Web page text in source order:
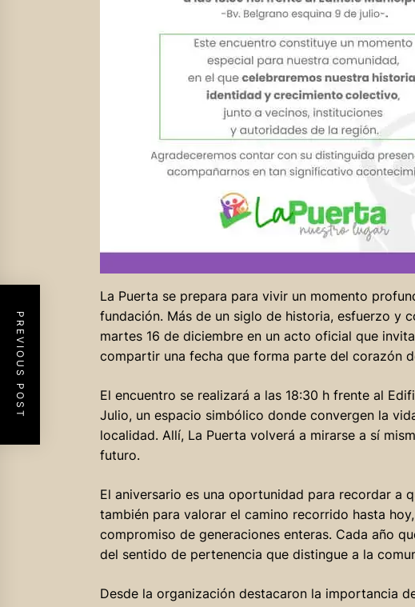
La Puerta se prepara para vivir un momento
fundación. Más de un siglo de historia, esfuerzo y
martes 16 de diciembre en un acto oficial que
compartir una fecha que forma parte del corazón
El encuentro se realizará a las 18:30 h frente al
Julio, un espacio simbólico donde convergen la
localidad. Allí, La Puerta volverá a mirarse a sí
futuro.
El aniversario es una oportunidad para recordar a
también para valorar el camino recorrido hasta
compromiso de generaciones enteras. Cada año
del sentido de pertenencia que distingue a la
Desde la organización destacaron la importancia
PREVIOUS POST